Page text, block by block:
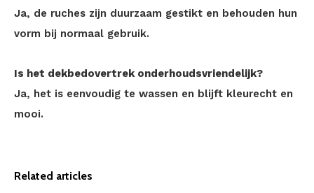
Ja, de ruches zijn duurzaam gestikt en behouden hun
vorm bij normaal gebruik.
Is het dekbedovertrek onderhoudsvriendelijk?
Ja, het is eenvoudig te wassen en blijft kleurecht en
mooi.
Related articles